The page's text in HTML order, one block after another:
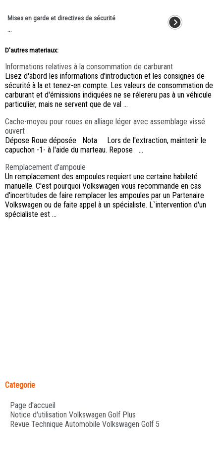
Mises en garde et directives de sécurité
...
D'autres materiaux:
Informations relatives à la consommation de carburant
Lisez d'abord les informations d'introduction et les consignes de
sécurité à la et tenez-en compte. Les valeurs de consommation de
carburant et d'émissions indiquées ne se rélereru pas à un véhicule
particulier, mais ne servent que de val ...
Cache-moyeu pour roues en alliage léger avec assemblage vissé
ouvert
Dépose Roue déposée Nota Lors de l'extraction, maintenir le
capuchon -1- à l'aide du marteau. Repose ...
Remplacement d'ampoule
Un remplacement des ampoules requiert une certaine habileté
manuelle. C'est pourquoi Volkswagen vous recommande en cas
d'incertitudes de faire remplacer les ampoules par un Partenaire
Volkswagen ou de faite appel à un spécialiste. L`intervention d'un
spécialiste est ...
Categorie
Page d'accueil
Notice d'utilisation Volkswagen Golf Plus
Revue Technique Automobile Volkswagen Golf 5